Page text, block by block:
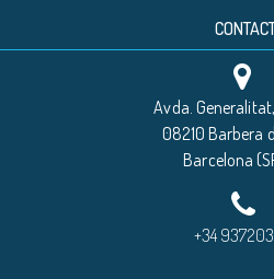
Avda.
08210 Barbera
Barcelona
+34